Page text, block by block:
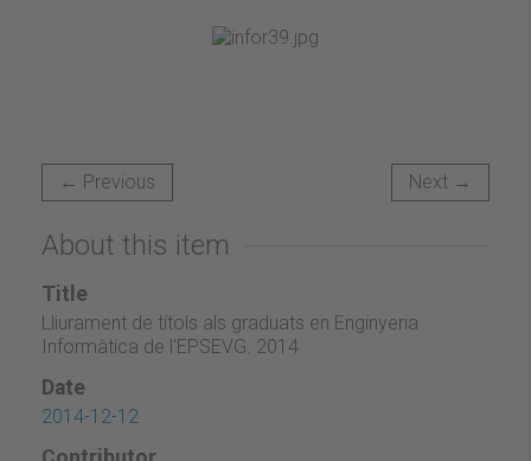
← Previous Next →
About this item
Title
Lliurament de títols als graduats en Enginyeria
Informàtica de l'EPSEVG. 2014
Date
2014-12-12